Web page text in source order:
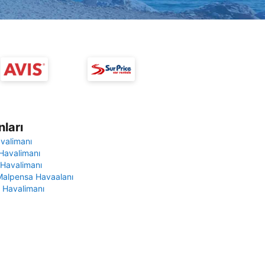
Havaalanı